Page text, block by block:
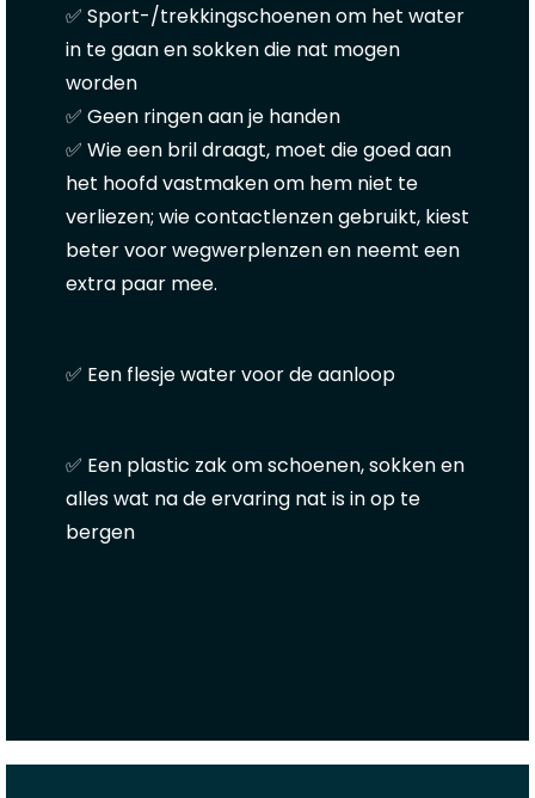
✅ Sport-/trekkingschoenen om het water
in te gaan en sokken die nat mogen
worden
✅ Geen ringen aan je handen
✅ Wie een bril draagt, moet die goed aan
het hoofd vastmaken om hem niet te
verliezen; wie contactlenzen gebruikt, kiest
beter voor wegwerplenzen en neemt een
extra paar mee.
✅ Een flesje water voor de aanloop
✅ Een plastic zak om schoenen, sokken en
alles wat na de ervaring nat is in op te
bergen